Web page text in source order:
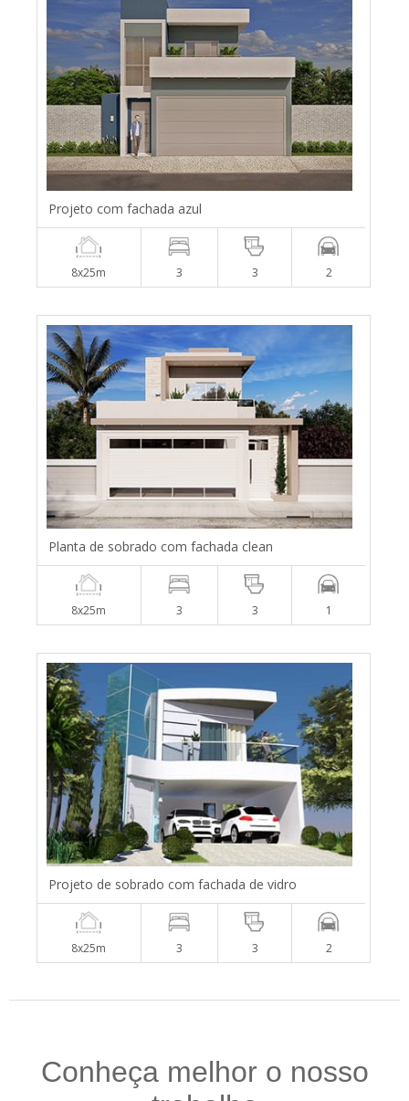
Projeto com fachada azul
8x25m 3 3 2
Planta de sobrado com fachada clean
8x25m 3 3 1
Projeto de sobrado com fachada de vidro
8x25m 3 3 2
Conheça melhor o nosso